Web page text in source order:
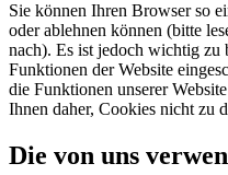
Sie können Ihren Browser so
oder ablehnen können (bitte
nach). Es ist jedoch wichtig zu
Funktionen der Website
die Funktionen unserer
Ihnen daher, Cookies nicht zu
Die von uns